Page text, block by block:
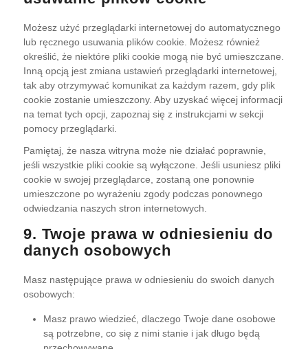
Możesz użyć przeglądarki internetowej do automatycznego
lub ręcznego usuwania plików cookie. Możesz również
określić, że niektóre pliki cookie mogą nie być umieszczane.
Inną opcją jest zmiana ustawień przeglądarki internetowej,
tak aby otrzymywać komunikat za każdym razem, gdy plik
cookie zostanie umieszczony. Aby uzyskać więcej informacji
na temat tych opcji, zapoznaj się z instrukcjami w sekcji
pomocy przeglądarki.
Pamiętaj, że nasza witryna może nie działać poprawnie,
jeśli wszystkie pliki cookie są wyłączone. Jeśli usuniesz pliki
cookie w swojej przeglądarce, zostaną one ponownie
umieszczone po wyrażeniu zgody podczas ponownego
odwiedzania naszych stron internetowych.
9. Twoje prawa w odniesieniu do
danych osobowych
Masz następujące prawa w odniesieniu do swoich danych
osobowych:
Masz prawo wiedzieć, dlaczego Twoje dane osobowe
są potrzebne, co się z nimi stanie i jak długo będą